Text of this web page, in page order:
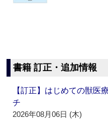
書籍 訂正・追加情報
【訂正】はじめての獣
チ
2026年08月06日 (木)